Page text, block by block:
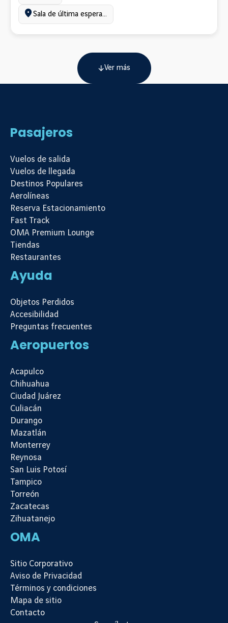
Ubicación: Sala de última espera, Terminal A
Ver más
Pasajeros
Vuelos de salida
Vuelos de llegada
Destinos Populares
Aerolíneas
Reserva Estacionamiento
Fast Track
OMA Premium Lounge
Tiendas
Restaurantes
Ayuda
Objetos Perdidos
Accesibilidad
Preguntas frecuentes
Aeropuertos
Acapulco
Chihuahua
Ciudad Juárez
Culiacán
Durango
Mazatlán
Monterrey
Reynosa
San Luis Potosí
Tampico
Torreón
Zacatecas
Zihuatanejo
OMA
Sitio Corporativo
Aviso de Privacidad
Términos y condiciones
Mapa de sitio
Contacto